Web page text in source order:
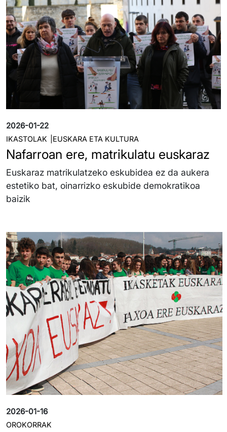
2026-01-22
IKASTOLAK EUSKARA ETA KULTURA
Nafarroan ere, matrikulatu euskaraz
Euskaraz matrikulatzeko eskubidea ez da aukera
estetiko bat, oinarrizko eskubide demokratikoa
baizik
Irudia
2026-01-16
OROKORRAK